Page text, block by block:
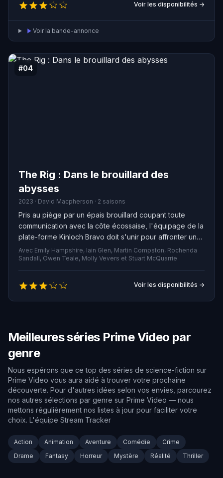
Voir les disponibilités →
Voir la bande-annonce
#04
The Rig : Dans le brouillard des
abysses
2023 · David Macpherson · 2 saisons
Pris au piège par un épais brouillard coupant toute
communication avec la côte écossaise, l'équipage de la
plate-forme Kinloch Bravo doit s'unir pour affronter un
danger inconnu. Tandis que les tensions montent et que
la menace qu'ils découvrent dépasse ce qu'ils auraient
pu imaginer, ils doivent surmonter leurs divisions pour
espérer retourner chez eux vivants.
Avec Emily Hampshire, Iain Glen, Martin Compston, Rochenda
Sandall, Owen Teale, Molly Vevers et Stuart McQuarrie
Voir les disponibilités →
Meilleures séries Prime Video par
genre
Nous espérons que ce top des séries de science-fiction sur
Prime Video vous aura aidé à trouver votre prochaine
découverte. Pour d'autres idées selon vos envies, parcourez
nos autres sélections par genre sur Prime Video — nous
mettons régulièrement nos listes à jour pour faciliter votre
choix. L'équipe Stream Tracker
Action Animation Aventure Comédie
Crime
Drame
Fantasy Horreur Mystère Réalité Thriller